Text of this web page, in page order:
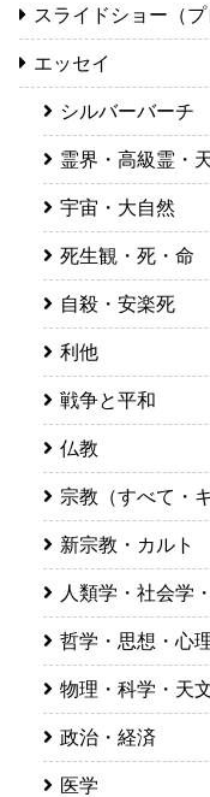
スライドショー（プ
エッセイ
シルバーバーチ
霊界・高級霊・
宇宙・大自然
死生観・死・命
自殺・安楽死
利他
戦争と平和
仏教
宗教（すべて・
新宗教・カルト
人類学・社会学
哲学・思想・心
物理・科学・天
政治・経済
医学